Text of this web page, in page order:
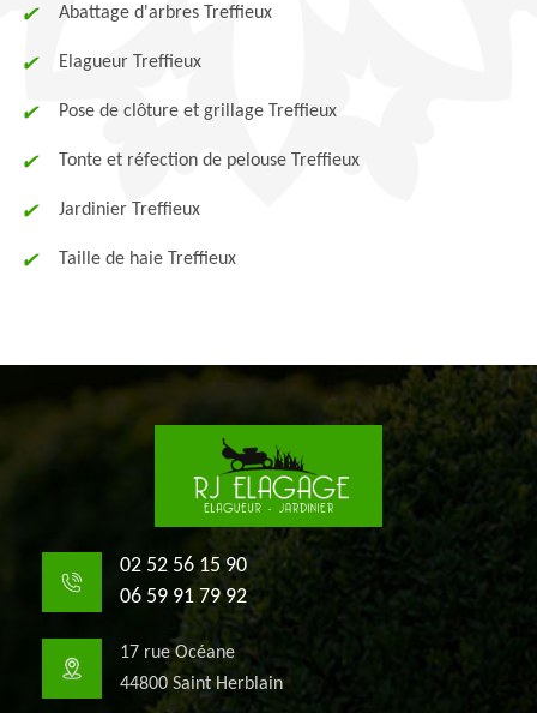
Abattage d'arbres Treffieux
Elagueur Treffieux
Pose de clôture et grillage Treffieux
Tonte et réfection de pelouse Treffieux
Jardinier Treffieux
Taille de haie Treffieux
02 52 56 15 90
06 59 91 79 92
17 rue Océane
44800 Saint Herblain